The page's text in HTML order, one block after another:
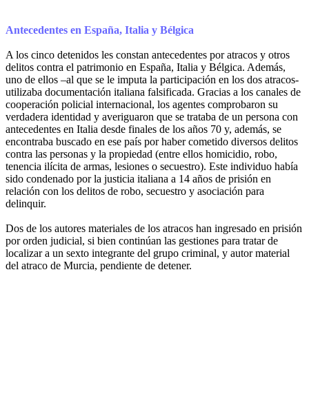
Antecedentes en España, Italia y Bélgica
A los cinco detenidos les constan antecedentes por atracos y otros
delitos contra el patrimonio en España, Italia y Bélgica. Además,
uno de ellos –al que se le imputa la participación en los dos atracos-
utilizaba documentación italiana falsificada. Gracias a los canales de
cooperación policial internacional, los agentes comprobaron su
verdadera identidad y averiguaron que se trataba de un persona con
antecedentes en Italia desde finales de los años 70 y, además, se
encontraba buscado en ese país por haber cometido diversos delitos
contra las personas y la propiedad (entre ellos homicidio, robo,
tenencia ilícita de armas, lesiones o secuestro). Este individuo había
sido condenado por la justicia italiana a 14 años de prisión en
relación con los delitos de robo, secuestro y asociación para
delinquir.
Dos de los autores materiales de los atracos han ingresado en prisión
por orden judicial, si bien continúan las gestiones para tratar de
localizar a un sexto integrante del grupo criminal, y autor material
del atraco de Murcia, pendiente de detener.